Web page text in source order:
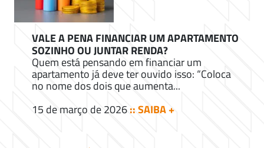
VALE A PENA FINANCIAR UM APARTAMENTO
SOZINHO OU JUNTAR RENDA?
Quem está pensando em financiar um
apartamento já deve ter ouvido isso: “Coloca
no nome dos dois que aumenta...
15 de março de 2026:: SAIBA +